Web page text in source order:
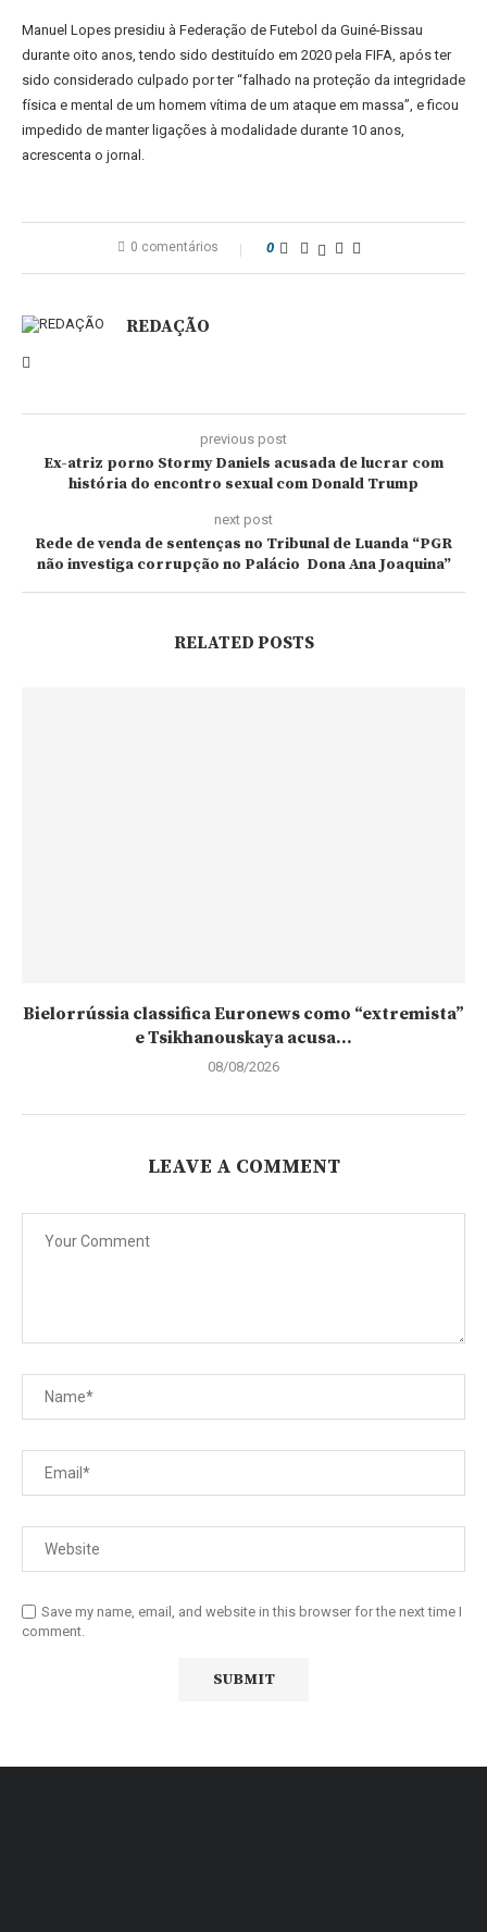
Manuel Lopes presidiu à Federação de Futebol da Guiné-Bissau
durante oito anos, tendo sido destituído em 2020 pela FIFA, após ter
sido considerado culpado por ter “falhado na proteção da integridade
física e mental de um homem vítima de um ataque em massa”, e ficou
impedido de manter ligações à modalidade durante 10 anos,
acrescenta o jornal.
0 comentários 0
REDAÇÃO
previous post
Ex-atriz porno Stormy Daniels acusada de lucrar com
história do encontro sexual com Donald Trump
next post
Rede de venda de sentenças no Tribunal de Luanda “PGR
não investiga corrupção no Palácio Dona Ana Joaquina”
RELATED POSTS
Bielorrússia classifica Euronews como “extremista”
e Tsikhanouskaya acusa...
08/08/2026
LEAVE A COMMENT
Save my name, email, and website in this browser for the next time I
comment.